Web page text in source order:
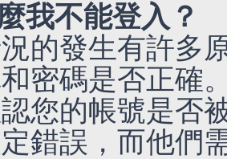
我不能登入？
的發生有許多
密碼是否正確
您的帳號是否
錯誤，而他們